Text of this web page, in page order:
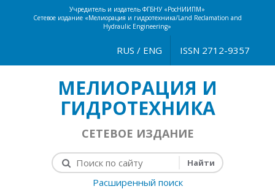
Учредитель и издатель ФГБНУ «РосНИИПМ»
Сетевое издание «Мелиорация и гидротехника/Land Reclamation and
Hydraulic Engineering»
ISSN 2712-9357
RUS / ENG
МЕЛИОРАЦИЯ И
ГИДРОТЕХНИКА
СЕТЕВОЕ ИЗДАНИЕ
Расширенный поиск